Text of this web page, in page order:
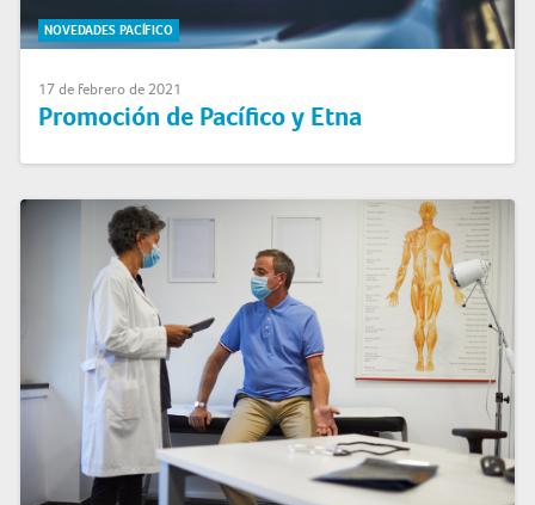
NOVEDADES PACÍFICO
17 de febrero de 2021
Promoción de Pacífico y Etna